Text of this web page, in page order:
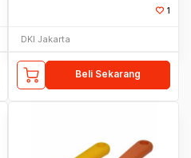
1
DKI Jakarta
Beli Sekarang